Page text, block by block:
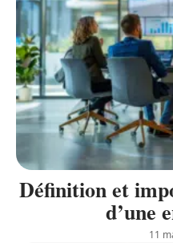
Définition et
d’une
11